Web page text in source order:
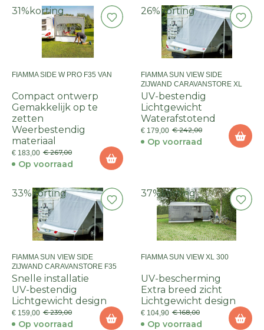
31% korting
FIAMMA SIDE W PRO F35 VAN
Compact ontwerp
Gemakkelijk op te
zetten
Weerbestendig
materiaal
€ 183,00 € 267,00
Op voorraad
26% korting
FIAMMA SUN VIEW SIDE
ZIJWAND CARAVANSTORE XL
UV-bestendig
Lichtgewicht
Waterafstotend
€ 179,00 € 242,00
Op voorraad
33%korting
FIAMMA SUN VIEW SIDE
ZIJWAND CARAVANSTORE F35
Snelle installatie
UV-bestendig
Lichtgewicht design
€ 159,00 € 239,00
Op voorraad
37%korting
FIAMMA SUN VIEW XL 300
UV-bescherming
Extra breed zicht
Lichtgewicht design
€ 104,90 € 168,00
Op voorraad